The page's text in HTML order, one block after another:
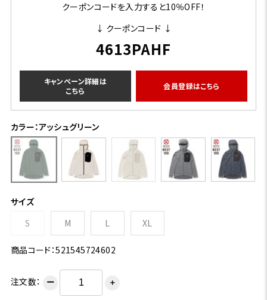
クーポンコードを入力すると10％OFF！
↓ クーポンコード ↓
4613PAHF
キャンペーン詳細は
こちら
会員登録はこちら
カラー：アッシュグリーン
サイズ
S
M L XL
商品コード：521545724602
注文数： ー ＋